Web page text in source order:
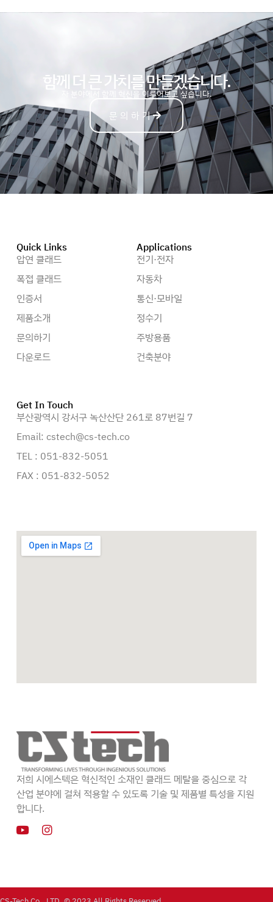
함께 더 큰 가치를 만들겠습니다.
차 분야에서 함께 혁신을 이루어보고 싶습니다.
문의하기
저희 시에스텍은 혁신적인 소재인 클래드 메탈을 중심으로 각
산업 분야에 걸쳐 적용할 수 있도록 기술 및 제품별 특성을 지원
합니다.
Quick Links
압연 클래드
폭접 클래드
인증서
제품소개
문의하기
다운로드
Applications
전기·전자
자동차
통신·모바일
정수기
주방용품
건축분야
Get In Touch
부산광역시 강서구 녹산산단 261로 87번길 7
Email: cstech@cs-tech.co
TEL : 051-832-5051
FAX : 051-832-5052